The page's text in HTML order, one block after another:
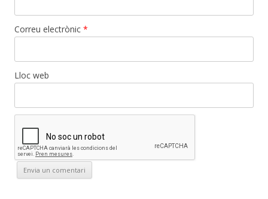
Correu electrònic *
Lloc web